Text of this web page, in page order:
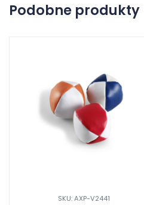
Podobne produkty
SKU: AXP-V2441